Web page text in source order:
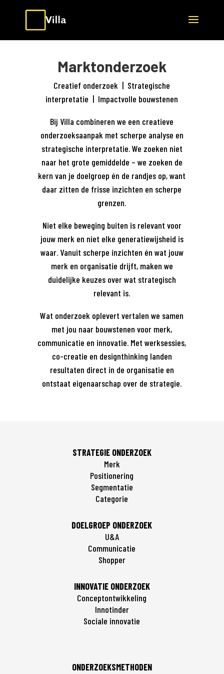
Marktonderzoek
Creatief onderzoek | Strategische
interpretatie | Impactvolle bouwstenen
Bij Villa combineren we een creatieve
onderzoeksaanpak met scherpe analyse en
strategische interpretatie. We zoeken niet
naar het grote gemiddelde – we zoeken de
kern van je doelgroep én de randjes op, want
daar zitten de frisse inzichten en scherpe
grenzen.
Niet elke beweging buiten is relevant voor
jouw merk en niet elke generatiewijsheid is
waar. Vanuit scherpe inzichten én wat jouw
merk en organisatie drijft, maken we
duidelijke keuzes over wat strategisch
relevant is.
Wat onderzoek oplevert vertalen we samen
met jou naar bouwstenen voor merk,
communicatie en innovatie. Met werksessies,
co-creatie en designthinking landen
resultaten direct in de organisatie en
ontstaat eigenaarschap over de strategie.
STRATEGIE ONDERZOEK
Merk
Positionering
Segmentatie
Categorie
DOELGROEP ONDERZOEK
U&A
Communicatie
Shopper
INNOVATIE ONDERZOEK
Conceptontwikkeling
Innotinder
Sociale innovatie
ONDERZOEKSMETHODEN